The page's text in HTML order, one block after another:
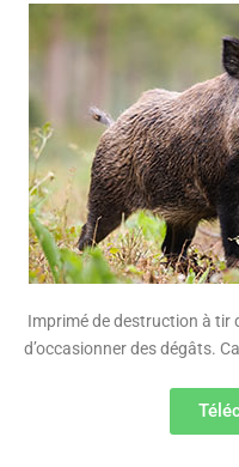
Imprimé de destruction à tir
d’occasionner des dégâts.